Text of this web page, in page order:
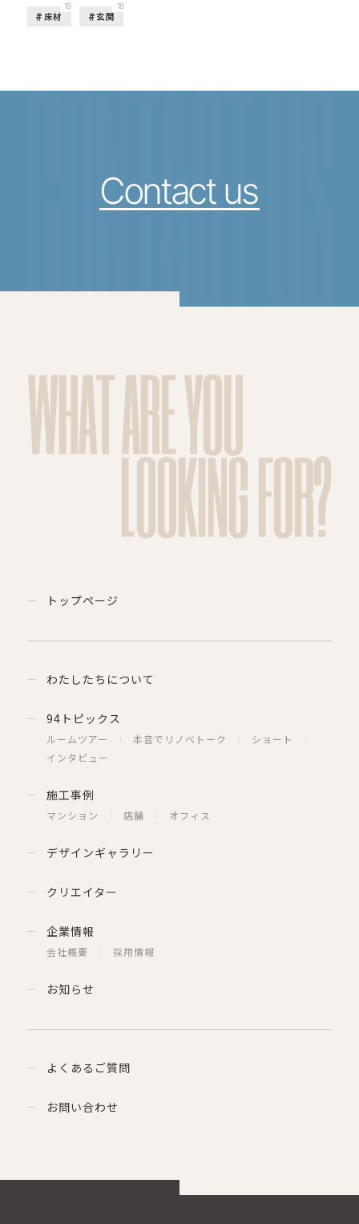
床材
19
玄関
18
CONTACT US
Contact us
WHAT ARE YOU
LOOKING FOR?
トップページ
わたしたちについて
94トピックス
ルームツアー 本音でリノベトーク
ショート
インタビュー
施工事例
マンション 店舗 オフィス
デザインギャラリー
クリエイター
企業情報
会社概要 採用情報
お知らせ
よくあるご質問
お問い合わせ